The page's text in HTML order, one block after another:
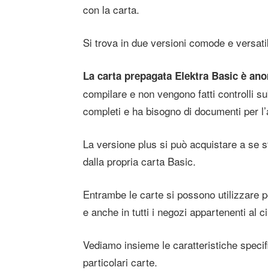
con la carta.
Si trova in due versioni comode e
La carta prepagata Elektra Basic è
compilare e non vengono fatti controlli
completi e ha bisogno di documenti per
La versione plus si può acquistare a se
dalla propria carta Basic.
Entrambe le carte si possono utilizzare
e anche in tutti i negozi appartenenti al
Vediamo insieme le caratteristiche
particolari carte.